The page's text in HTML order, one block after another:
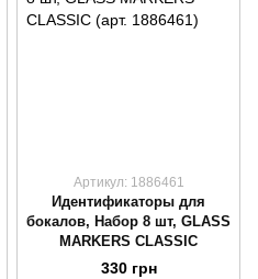
Артикул: 1886461
Идентификаторы для
бокалов, Набор 8 шт, GLASS
MARKERS CLASSIC
330 грн